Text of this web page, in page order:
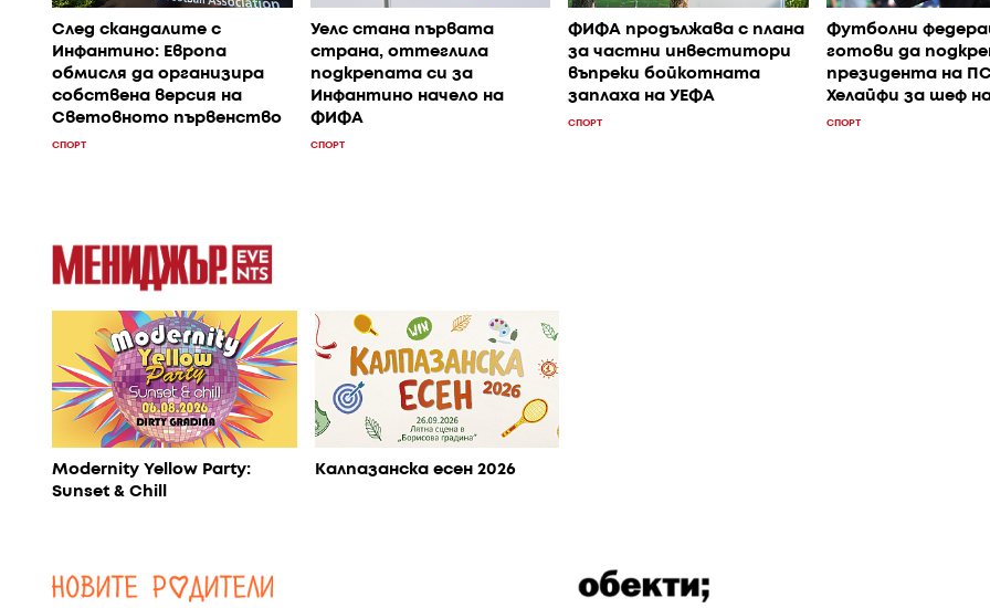
След скандалите с
Инфантино: Европа
обмисля да организира
собствена версия на
Световното първенство
СПОРТ
Уелс стана първата
страна, оттеглила
подкрепата си за
Инфантино начело на
ФИФА
СПОРТ
ФИФА продължава с плана
за частни инвеститори
въпреки бойкотната
заплаха на УЕФА
СПОРТ
Футболни
готови да
президента на
Хелайфи за шеф на
СПОРТ
Modernity Yellow Party:
Sunset & Chill
Калпазанска есен 2026